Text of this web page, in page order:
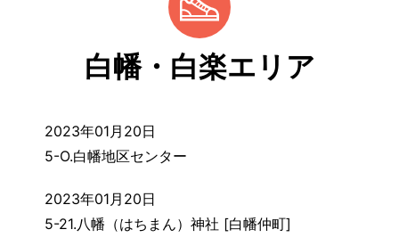
白幡・白楽エリア
2023年01月20日
5-O.白幡地区センター
2023年01月20日
5-21.八幡（はちまん）神社 [白幡仲町]